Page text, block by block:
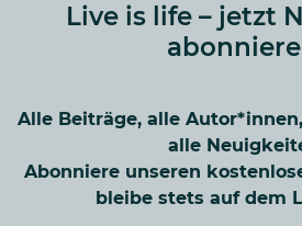
Live is life – jetzt
Alle Beiträge, alle
alle
Abonniere unseren
bleibe stets auf dem